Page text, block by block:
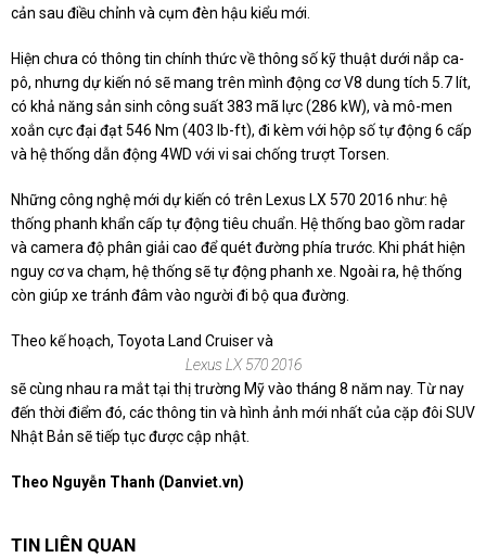
cản sau điều chỉnh và cụm đèn hậu kiểu mới.
Hiện chưa có thông tin chính thức về thông số kỹ thuật dưới nắp ca-
pô, nhưng dự kiến nó sẽ mang trên mình động cơ V8 dung tích 5.7 lít,
có khả năng sản sinh công suất 383 mã lực (286 kW), và mô-men
xoắn cực đại đạt 546 Nm (403 lb-ft), đi kèm với hộp số tự động 6 cấp
và hệ thống dẫn động 4WD với vi sai chống trượt Torsen.
Những công nghệ mới dự kiến có trên Lexus LX 570 2016 như: hệ
thống phanh khẩn cấp tự động tiêu chuẩn. Hệ thống bao gồm radar
và camera độ phân giải cao để quét đường phía trước. Khi phát hiện
nguy cơ va chạm, hệ thống sẽ tự động phanh xe. Ngoài ra, hệ thống
còn giúp xe tránh đâm vào người đi bộ qua đường.
Theo kế hoạch, Toyota Land Cruiser và
Lexus LX 570 2016
sẽ cùng nhau ra mắt tại thị trường Mỹ vào tháng 8 năm nay. Từ nay
đến thời điểm đó, các thông tin và hình ảnh mới nhất của cặp đôi SUV
Nhật Bản sẽ tiếp tục được cập nhật.
Theo Nguyễn Thanh (Danviet.vn)
TIN LIÊN QUAN